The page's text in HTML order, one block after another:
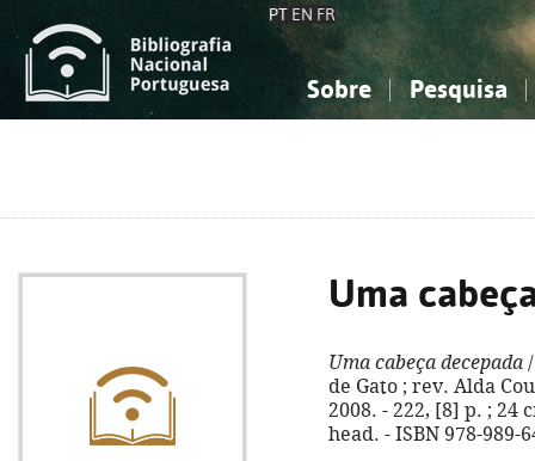
PT EN FR
Sobre Pesquisa
Uma
Uma cabeça decepada
de Gato ; rev. Alda
2008. - 222, [8] p. ; 24
head. - ISBN 978-989-